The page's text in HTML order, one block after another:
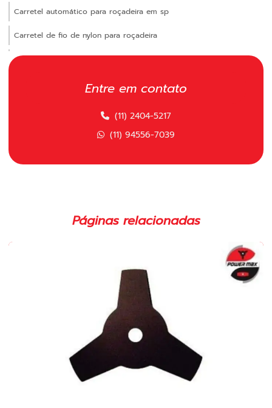
Carretel automático para roçadeira em sp
Carretel de fio de nylon para roçadeira
Carretel manual para roçadeira
Carretel polimatic para roçadeira
Cilindro completo para motosserras
Cilindro para motosserras 52cc
Cinto duplo para roçadeira
Cinto para roçadeira em sp
Comprar lâmina para roçadeira
Entre em contato
(11) 2404-5217
(11) 94556-7039
Páginas relacionadas